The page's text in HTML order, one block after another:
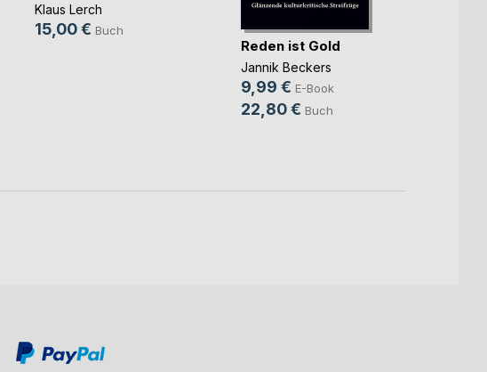
Klaus Lerch
15,00 € Buch
Reden ist Gold
Jannik Beckers
9,99 € E-Book
22,80 € Buch